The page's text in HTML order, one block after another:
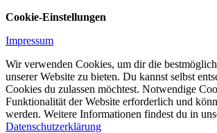
Cookie-Einstellungen
Impressum
Wir verwenden Cookies, um dir die
unserer Website zu bieten. Du kannst selbst
Cookies du zulassen möchtest. Notwendige
Funktionalität der Website erforderlich und
werden. Weitere Informationen findest du in
Datenschutzerklärung